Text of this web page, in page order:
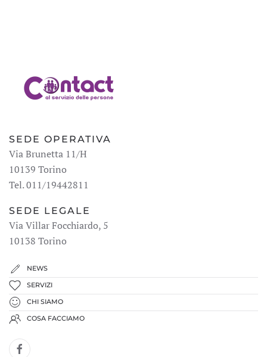
SEDE OPERATIVA
Via Brunetta 11/H
10139 Torino
Tel. 011/19442811
SEDE LEGALE
Via Villar Focchiardo, 5
10138 Torino
NEWS
SERVIZI
CHI SIAMO
COSA FACCIAMO